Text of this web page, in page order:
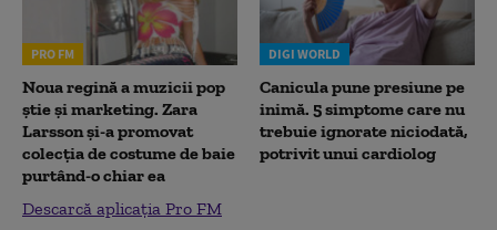
PRO FM
Noua regină a muzicii pop
știe și marketing. Zara
Larsson și-a promovat
colecția de costume de baie
purtând-o chiar ea
Descarcă aplicația Pro FM
DIGI WORLD
Canicula pune presiune pe
inimă. 5 simptome care nu
trebuie ignorate niciodată,
potrivit unui cardiolog